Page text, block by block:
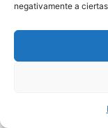
negativamente a
seguridad wifi y
ahora en nuestro
descubre todo lo
decisión. No
Dale clic